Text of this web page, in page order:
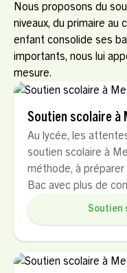
Nous proposons du
niveaux, du primaire au
enfant consolide ses
importants, nous lui
mesure.
Soutien scolaire à
Au lycée, les
soutien scolaire à
méthode, à
Bac avec plus de
Soutien